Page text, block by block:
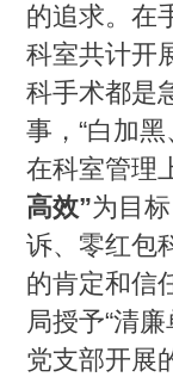
的追求。在
科室共计开
科手术都是
事，“白加黑
在科室管理
高效”为目
诉、零红包
的肯定和信
局授予“清
党支部开展